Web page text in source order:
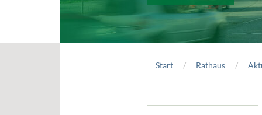
Start Rathaus